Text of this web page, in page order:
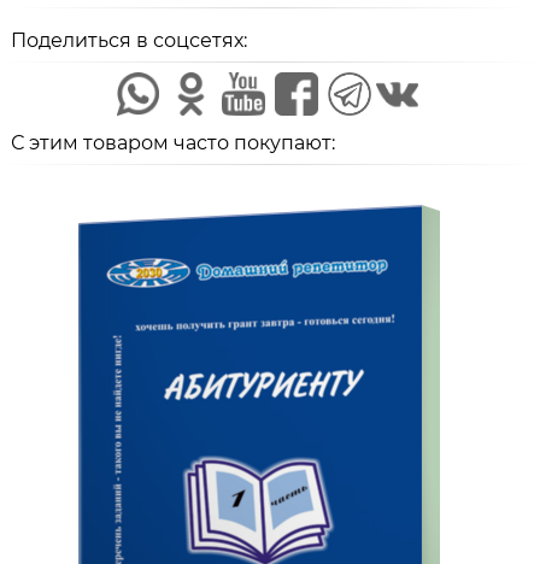
Поделиться в соцсетях:
С этим товаром часто покупают: